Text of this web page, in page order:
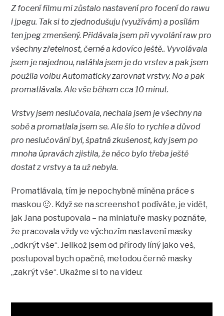
Z focení filmu mi zůstalo nastavení pro focení do rawu
i jpegu. Tak si to zjednodušuju (využívám) a posílám
ten jpeg zmenšený. Přidávala jsem při vyvolání raw pro
všechny zřetelnost, černé a kdovíco ještě.. Vyvolávala
jsem je najednou, natáhla jsem je do vrstev a pak jsem
použila volbu Automaticky zarovnat vrstvy. No a pak
promatlávala. Ale vše během cca 10 minut.
Vrstvy jsem neslučovala, nechala jsem je všechny na
sobě a promatlala jsem se. Ale šlo to rychle a důvod
pro neslučování byl, špatná zkušenost, kdy jsem po
mnoha úpravách zjistila, že něco bylo třeba ještě
dostat z vrstvy a ta už nebyla.
Promatlávala, tím je nepochybně míněna práce s
maskou 🙂 . Když se na screenshot podíváte, je vidět,
jak Jana postupovala – na miniatuře masky poznáte,
že pracovala vždy ve výchozím nastavení masky
„odkrýt vše“. Jelikož jsem od přírody líný jako veš,
postupoval bych opačně, metodou černé masky
„zakrýt vše“. Ukažme si to na videu: